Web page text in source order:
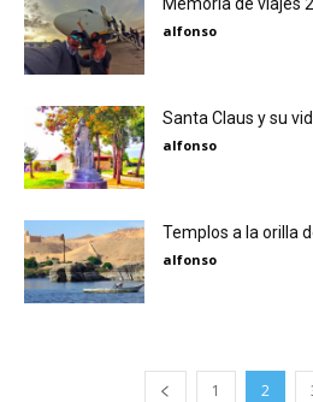
alfonso
Santa Claus y su
alfonso
Templos a la orilla
alfonso
1 2